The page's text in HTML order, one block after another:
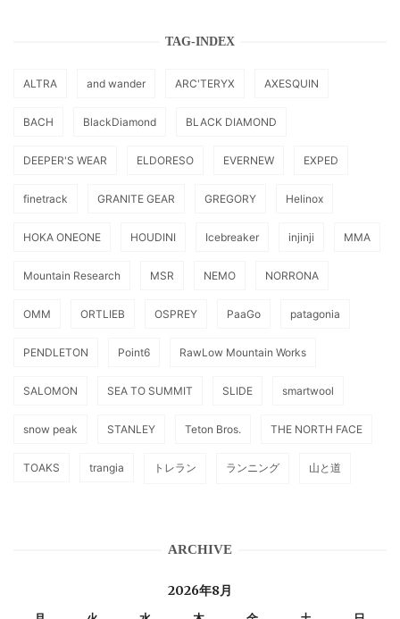
TAG-INDEX
ALTRA and wander ARC'TERYX AXESQUIN
BACH BlackDiamond BLACK DIAMOND
DEEPER'S WEAR ELDORESO EVERNEW EXPED
finetrack GRANITE GEAR GREGORY Helinox
HOKA ONEONE HOUDINI Icebreaker injinji MMA
Mountain Research MSR NEMO NORRONA
OMM ORTLIEB OSPREY PaaGo patagonia
PENDLETON Point6 RawLow Mountain Works
SALOMON SEA TO SUMMIT SLIDE smartwool
snow peak STANLEY Teton Bros. THE NORTH FACE
TOAKS trangia トレラン ランニング 山と道
ARCHIVE
2026年8月